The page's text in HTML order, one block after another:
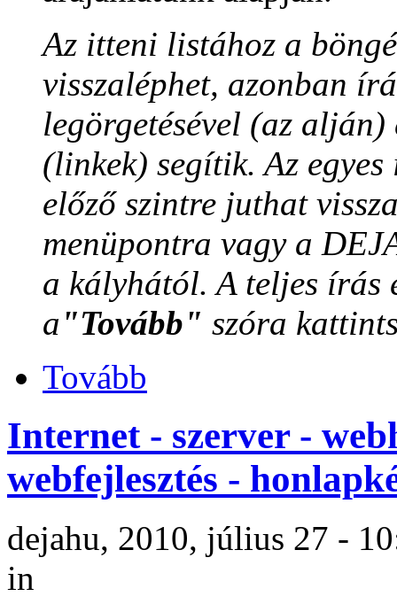
Az itteni listához a
visszaléphet, azonban
legörgetésével (az
(linkek) segítik. Az
előző szintre juthat
menüpontra vagy a
a kályhától. A teljes írás
a "Tovább" szóra
Tovább
Internet - szerver -
webfejlesztés -
dejahu, 2010, július 27 -
in